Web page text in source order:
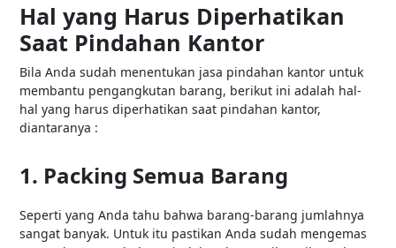
Hal yang Harus Diperhatikan
Saat Pindahan Kantor
Bila Anda sudah menentukan jasa pindahan kantor untuk
membantu pengangkutan barang, berikut ini adalah hal-
hal yang harus diperhatikan saat pindahan kantor,
diantaranya :
1. Packing Semua Barang
Seperti yang Anda tahu bahwa barang-barang jumlahnya
sangat banyak. Untuk itu pastikan Anda sudah mengemas